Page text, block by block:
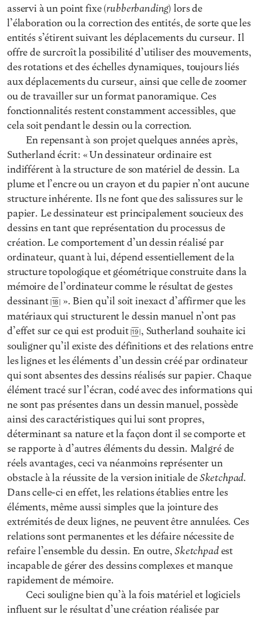
asservi à un point fixe (rubberbanding) lors de
l’élaboration ou la correction des entités, de sorte que les
entités s’étirent suivant les déplacements du curseur. Il
offre de surcroît la possibilité d’utiliser des mouvements,
des rotations et des échelles dynamiques, toujours liés
aux déplacements du curseur, ainsi que celle de zoomer
ou de travailler sur un format panoramique. Ces
fonctionnalités restent constamment accessibles, que
cela soit pendant le dessin ou la correction.
En repensant à son projet quelques années après,
Sutherland écrit : « Un dessinateur ordinaire est
indifférent à la structure de son matériel de dessin. La
plume et l’encre ou un crayon et du papier n’ont aucune
structure inhérente. Ils ne font que des salissures sur le
papier. Le dessinateur est principalement soucieux des
dessins en tant que représentation du processus de
création. Le comportement d’un dessin réalisé par
ordinateur, quant à lui, dépend essentiellement de la
structure topologique et géométrique construite dans la
mémoire de l’ordinateur comme le résultat de gestes
dessinant 18
». Bien qu’il soit inexact d’affirmer que les
matériaux qui structurent le dessin manuel n’ont pas
d’effet sur ce qui est produit 19 , Sutherland souhaite ici
souligner qu’il existe des définitions et des relations entre
les lignes et les éléments d’un dessin créé par ordinateur
qui sont absentes des dessins réalisés sur papier. Chaque
élément tracé sur l’écran, codé avec des informations qui
ne sont pas présentes dans un dessin manuel, possède
ainsi des caractéristiques qui lui sont propres,
déterminant sa nature et la façon dont il se comporte et
se rapporte à d’autres éléments du dessin. Malgré de
réels avantages, ceci va néanmoins représenter un
obstacle à la réussite de la version initiale deSketchpad.
Dans celle-ci en effet, les relations établies entre les
éléments, même aussi simples que la jointure des
extrémités de deux lignes, ne peuvent être annulées. Ces
relations sont permanentes et les défaire nécessite de
refaire l’ensemble du dessin. En outre,Sketchpadest
incapable de gérer des dessins complexes et manque
rapidement de mémoire.
Ceci souligne bien qu’à la fois matériel et logiciels
influent sur le résultat d’une création réalisée par